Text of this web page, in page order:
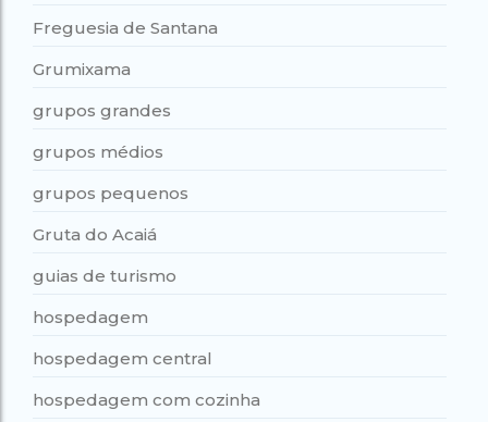
Freguesia de Santana
Grumixama
grupos grandes
grupos médios
grupos pequenos
Gruta do Acaiá
guias de turismo
hospedagem
hospedagem central
hospedagem com cozinha